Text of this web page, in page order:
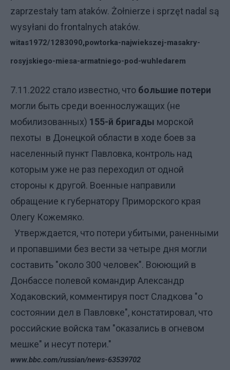
zaprzestały tam ataków. Żołnierze i sprzęt nadal są
wysyłani do frontalnych ataków.
witas1972/1283090,powtorka-najwiekszej-masakry-
rosyjskiego-miesa-armatniego-pod-wuhledarem
7.11.2022 стало известно, что большие потери
могли быть среди военнослужащих (не
мобилизованных) 155-й бригады морской
пехоты в Донецкой области в ходе боев за
населенный пункт Павловка, контроль над
которым уже не раз переходил от одной
стороны к другой. Военные направили
обращение к губернатору Приморского края
Олегу Кожемяко.
Утверждается, что потери убитыми, раненными
и пропавшими без вести за четыре дня могли
составить "около 300 человек". Воюющий в
Донбассе полевой командир Александр
Ходаковский, комментируя пост Сладкова "о
состоянии дел в Павловке", констатировал, что
российские войска там "оказались в огневом
мешке" и несут потери."
www.bbc.com/russian/news-63539702